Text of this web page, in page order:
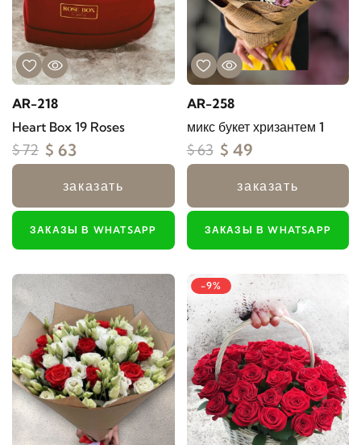
AR-218
Heart Box 19 Roses
$ 72 $ 63
заказать
ЗАКАЗЫ В WHATSAPP
AR-258
микс букет хризантем 1
$ 63 $ 49
заказать
ЗАКАЗЫ В WHATSAPP
-9%